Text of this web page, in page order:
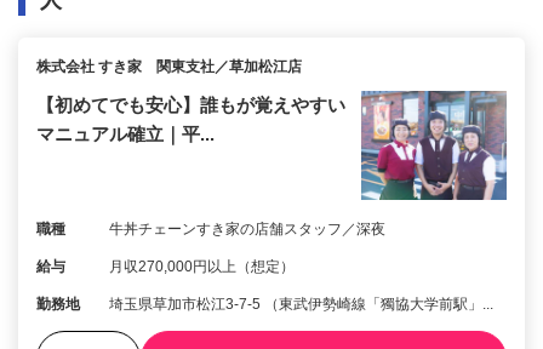
株式会社 すき家 関東支社／草加松江店
【初めてでも安心】誰もが覚えやすい
マニュアル確立｜平...
職種 牛丼チェーンすき家の店舗スタッフ／深夜
給与 月収270,000円以上（想定）
勤務地 埼玉県草加市松江3-7-5 （東武伊勢崎線「獨協大学前駅」...